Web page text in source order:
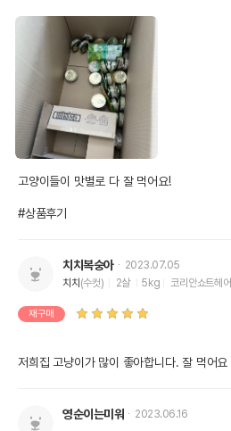
고양이들이 맛별로 다 잘 먹어요!
#상품후기
치치복숭아
2023.07.05
치치 (수컷) 2살 5kg 코리안쇼트헤어
재구매
저희집 고냥이가 많이 좋아합니다. 잘 먹어요
영순이는미워 2023.06.16